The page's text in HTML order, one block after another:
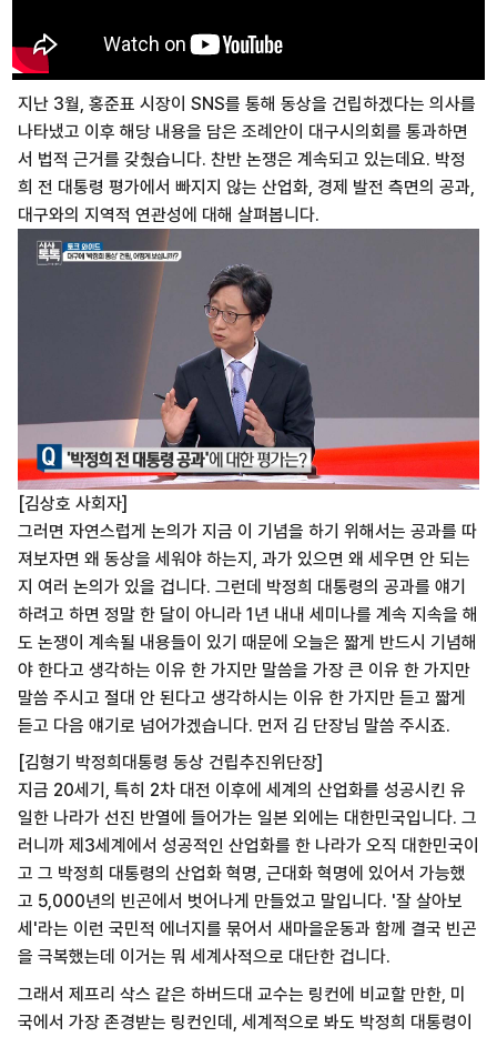
지난 3월, 홍준표 시장이 SNS를 통해 동상을 건립하겠다는 의사를
나타냈고 이후 해당 내용을 담은 조례안이 대구시의회를 통과하면
서 법적 근거를 갖췄습니다. 찬반 논쟁은 계속되고 있는데요. 박정
희 전 대통령 평가에서 빠지지 않는 산업화, 경제 발전 측면의 공과,
대구와의 지역적 연관성에 대해 살펴봅니다.
[김상호 사회자]
그러면 자연스럽게 논의가 지금 이 기념을 하기 위해서는 공과를 따
져보자면 왜 동상을 세워야 하는지, 과가 있으면 왜 세우면 안 되는
지 여러 논의가 있을 겁니다. 그런데 박정희 대통령의 공과를 얘기
하려고 하면 정말 한 달이 아니라 1년 내내 세미나를 계속 지속을 해
도 논쟁이 계속될 내용들이 있기 때문에 오늘은 짧게 반드시 기념해
야 한다고 생각하는 이유 한 가지만 말씀을 가장 큰 이유 한 가지만
말씀 주시고 절대 안 된다고 생각하시는 이유 한 가지만 듣고 짧게
듣고 다음 얘기로 넘어가겠습니다. 먼저 김 단장님 말씀 주시죠.
[김형기 박정희대통령 동상 건립추진위단장]
지금 20세기, 특히 2차 대전 이후에 세계의 산업화를 성공시킨 유
일한 나라가 선진 반열에 들어가는 일본 외에는 대한민국입니다. 그
러니까 제3세계에서 성공적인 산업화를 한 나라가 오직 대한민국이
고 그 박정희 대통령의 산업화 혁명, 근대화 혁명에 있어서 가능했
고 5,000년의 빈곤에서 벗어나게 만들었고 말입니다. '잘 살아보
세'라는 이런 국민적 에너지를 묶어서 새마을운동과 함께 결국 빈곤
을 극복했는데 이거는 뭐 세계사적으로 대단한 겁니다.
그래서 제프리 삭스 같은 하버드대 교수는 링컨에 비교할 만한, 미
국에서 가장 존경받는 링컨인데, 세계적으로 봐도 박정희 대통령이